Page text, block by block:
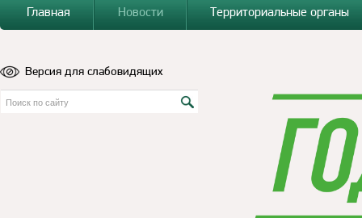
Главная
Новости Территориальные органы
Версия для слабовидящих